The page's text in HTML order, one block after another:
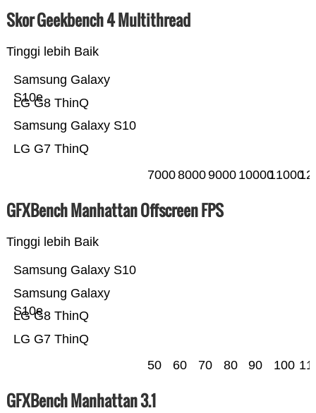
Skor Geekbench 4 Multithread
Tinggi lebih Baik
LG G7 ThinQ
Samsung Galaxy S10
LG G8 ThinQ
Samsung Galaxy
S10e
700080009000 1000011000
GFXBench Manhattan Offscreen FPS
Tinggi lebih Baik
LG G7 ThinQ
LG G8 ThinQ
Samsung Galaxy
S10e
Samsung Galaxy S10
50 60 70 80 90 100
GFXBench Manhattan 3.1